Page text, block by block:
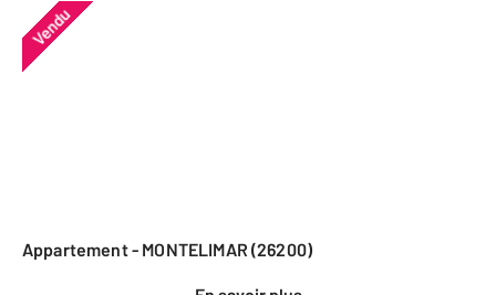
Vendu
Appartement - MONTELIMAR (26200)